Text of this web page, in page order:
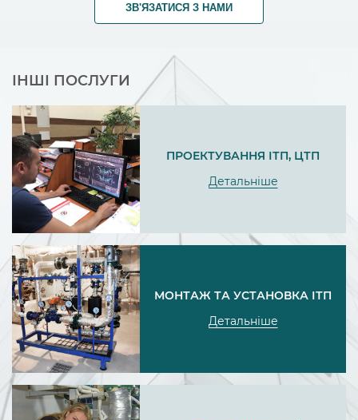
ЗВ'ЯЗАТИСЯ З НАМИ
ІНШІ ПОСЛУГИ
ПРОЕКТУВАННЯ ІТП, ЦТП
Детальніше
МОНТАЖ ТА УСТАНОВКА ІТП
Детальніше